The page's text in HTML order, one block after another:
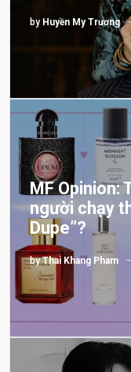
by Huyền My Trương
MF Opinion:
người chạy
Dupe”?
byThai Khang Pham